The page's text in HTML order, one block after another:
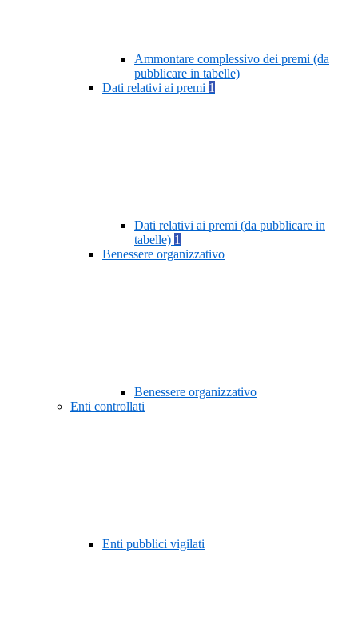
Ammontare complessivo dei premi (da
pubblicare in tabelle)
Dati relativi ai premi 1
Dati relativi ai premi (da pubblicare in
tabelle) 1
Benessere organizzativo
Benessere organizzativo
Enti controllati
Enti pubblici vigilati